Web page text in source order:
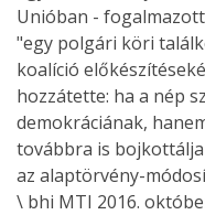
Unióban -
"egy polgári köri
koalíció
hozzátette: ha a nép
demokráciának,
továbbra is
az alaptörvény-
\ bhi MTI 2016.